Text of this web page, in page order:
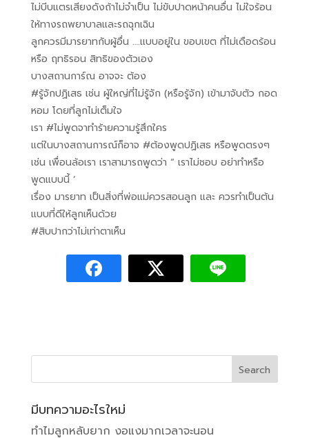
ไม่บีบแตรเสียงดังถ้าไม่จำเป็น ไม่ขับปาดหน้าคนอื่น ไม่ใจร้อน
ให้ทางรถพยาบาลและรถฉุกเฉิน
ลูกควรมีมารยาทกับผู้อื่น ….แบบอยู่ใน ขอบเขต ที่ไม่เดือดร้อน
หรือ ฤทธิรอน สิทธิของตัวเอง
บางสถานการ์ณ อาจจะ ต้อง
#รู้จักปฏิเสธ เช่น ผู้ใหญ่ที่ไม่รู้จัก (หรือรู้จัก) เข้ามาจับตัว กอด
หอม โดยที่ลูกไม่เต็มใจ
เรา #ไม่พูดจาทำร้ายความรู้สึกใคร
แต่ในบางสถานการณ์ก็อาจ #ต้องพูดปฏิเสธ หรือพูดตรงๆ
เช่น เพื่อนล้อเรา เราสามารถพูดว่า “ เราไม่ชอบ อย่าทำหรือ
พูดแบบนี้ ‘
เรื่อง มารยาท เป็นสิ่งที่พ่อแม่ควรสอนลูก และ ควรทำเป็นต้น
แบบที่ดีให้ลูกเห็นด้วย
#สิบปากว่าไม่เท่าตาเห็น
มีบทความอะไรใหม่
ทำไมลูกหลับยาก งอแงมากเวลาจะนอน